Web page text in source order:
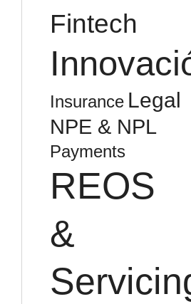
Fintech
Insurance Legal
NPE & NPL
Payments
REOS
&